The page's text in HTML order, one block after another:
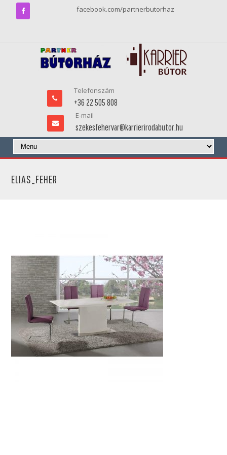
facebook.com/partnerbutorhaz
Telefonszám
+36 22 505 808
E-mail
szekesfehervar@karrierirodabutor.hu
ELIAS_FEHER